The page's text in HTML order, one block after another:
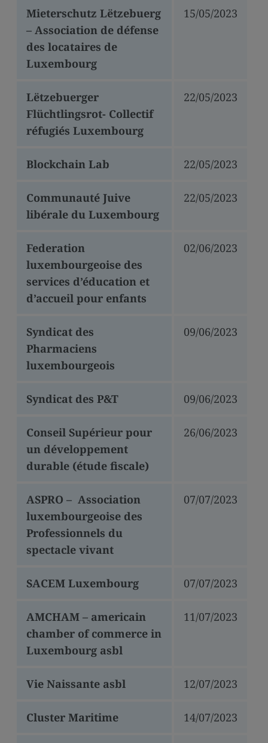
Mieterschutz Lëtzebuerg
– Association de défense
des locataires de
Luxembourg
15/05/2023
Lëtzebuerger
Flüchtlingsrot- Collectif
réfugiés Luxembourg
22/05/2023
Blockchain Lab 22/05/2023
Communauté Juive
libérale du Luxembourg
22/05/2023
Federation
luxembourgeoise des
services d’éducation et
d’accueil pour enfants
02/06/2023
Syndicat des
Pharmaciens
luxembourgeois
09/06/2023
Syndicat des P&T 09/06/2023
Conseil Supérieur pour
un développement
durable (étude fiscale)
26/06/2023
ASPRO – Association
luxembourgeoise des
Professionnels du
spectacle vivant
07/07/2023
SACEM Luxembourg 07/07/2023
AMCHAM – americain
chamber of commerce in
Luxembourg asbl
11/07/2023
Vie Naissante asbl 12/07/2023
Cluster Maritime 14/07/2023